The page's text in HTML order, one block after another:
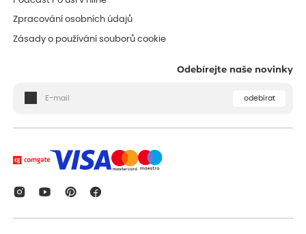
Zpracování osobních údajů
Zásady o používání souborů cookie
Odebírejte naše novinky
odebírat